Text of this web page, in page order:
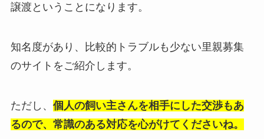
譲渡ということになります。
知名度があり、比較的トラブルも少ない里親募集
のサイトをご紹介します。
ただし、 個人の飼い主さんを相手にした交渉もあ
るので、常識のある対応を心がけてくださいね。